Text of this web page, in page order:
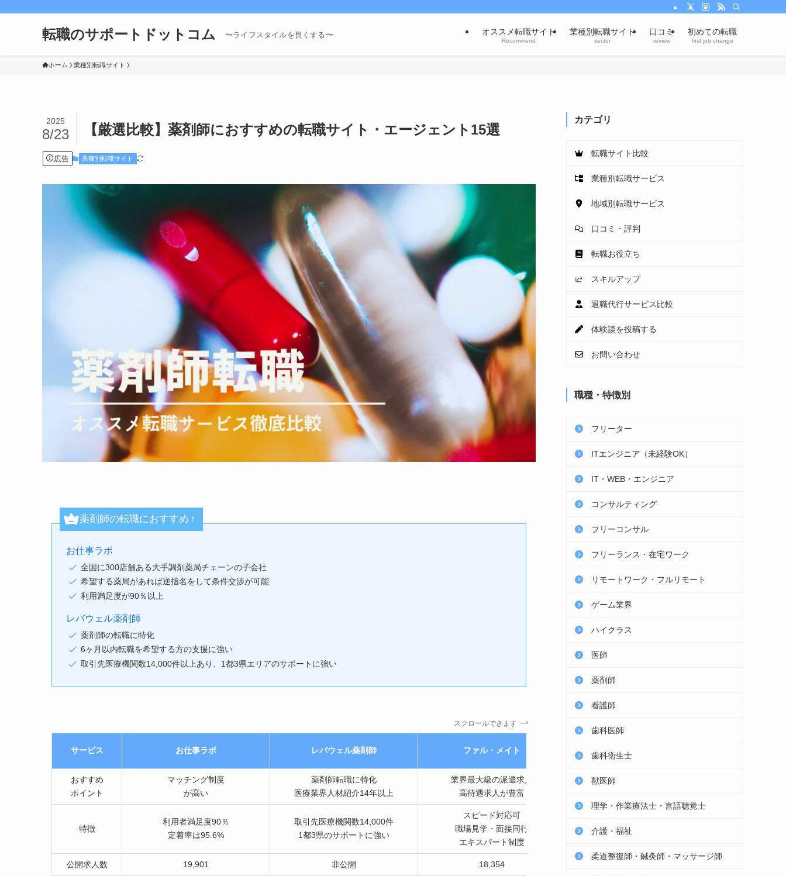
転職のサポートドットコム 〜ライフスタイルを良くする〜 オススメ転職サイト
Recommend
業種別転職サイト
sector
口コミ
review
初めての転職
first job change
ホーム 業種別転職サイト
【厳選比較】薬剤師におすすめの転職サイト・エージェント15選
2025
8/23
広告 業種別転職サイト
薬剤師の転職におすすめ ！
お仕事ラボ
全国に300店舗ある大手調剤薬局チェーンの子会社
希望する薬局があれば逆指名をして条件交渉が可能
利用満足度が90％以上
レバウェル薬剤師
薬剤師の転職に特化
6ヶ月以内転職を希望する方の支援に強い
取引先医療機関数14,000件以上あり、1都3県エリアのサポートに強い
スクロールできます
サービス お仕事ラボ レバウェル薬剤師 ファル・メイト アプロドットコム
おすすめ
ポイント
マッチング制度
が高い
薬剤師転職に特化
医療業界人材紹介14年以上
業界最大級の派遣求人
高待遇求人が豊富
78,000件以上の
特徴
利用者満足度90％
定着率は95.6%
取引先医療機関数14,000件
1都3県のサポートに強い
スピード対応可
職場見学・面接同行
エキスパート制度
スピーディな対応
公開求人数 19,901 非公開 18,354 23,347
カテゴリ
転職サイト比較
業種別転職サービス
地域別転職サービス
口コミ・評判
転職お役立ち
スキルアップ
退職代行サービス比較
体験談を投稿する
お問い合わせ
職種・特徴別
フリーター
ITエンジニア（未経験OK）
IT・WEB・エンジニア
コンサルティング
フリーコンサル
フリーランス・在宅ワーク
リモートワーク・フルリモート
ゲーム業界
ハイクラス
医師
薬剤師
看護師
歯科医師
歯科衛生士
獣医師
理学・作業療法士・言語聴覚士
介護・福祉
柔道整復師・鍼灸師・マッサージ師